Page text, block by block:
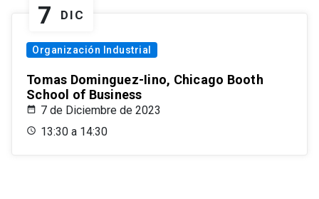
7 DIC
Organización Industrial
Tomas Dominguez-Iino, Chicago Booth
School of Business
7 de Diciembre de 2023
13:30 a 14:30